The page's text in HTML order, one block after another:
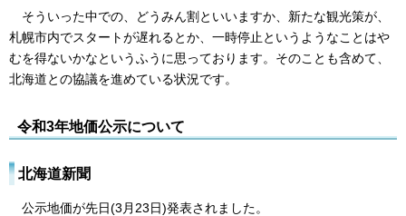
そういった中での、どうみん割といいますか、新たな観光策が、
札幌市内でスタートが遅れるとか、一時停止というようなことはや
むを得ないかなというふうに思っております。そのことも含めて、
北海道との協議を進めている状況です。
令和3年地価公示について
北海道新聞
公示地価が先日(3月23日)発表されました。